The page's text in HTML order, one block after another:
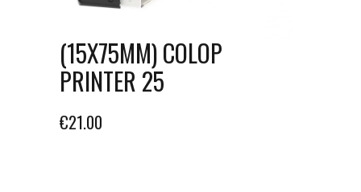
(15X75MM) COLOP
PRINTER 25
€21.00